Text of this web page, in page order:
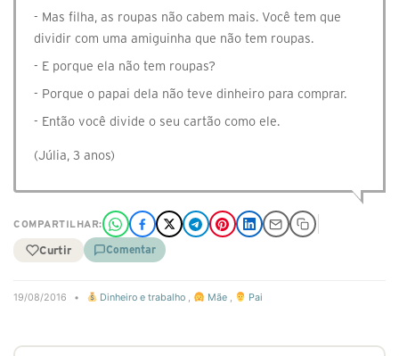
- Mas filha, as roupas não cabem mais. Você tem que
dividir com uma amiguinha que não tem roupas.
- E porque ela não tem roupas?
- Porque o papai dela não teve dinheiro para comprar.
- Então você divide o seu cartão como ele.
(Júlia, 3 anos)
COMPARTILHAR:
Curtir Comentar
19/08/2016 • Dinheiro e trabalho , Mãe, Pai